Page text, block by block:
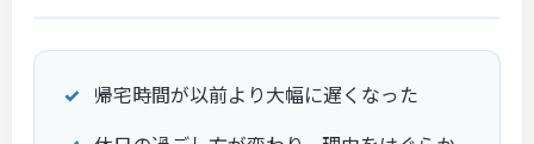
帰宅時間が以前より大幅に遅くなった